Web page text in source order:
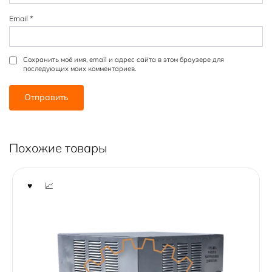
Email *
Сохранить моё имя, email и адрес сайта в этом браузере для
последующих моих комментариев.
Похожие товары